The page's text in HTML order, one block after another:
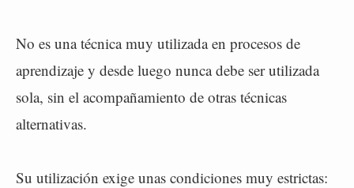
No es una técnica muy utilizada en procesos de
aprendizaje y desde luego nunca debe ser utilizada
sola, sin el acompañamiento de otras técnicas
alternativas.
Su utilización exige unas condiciones muy estrictas: